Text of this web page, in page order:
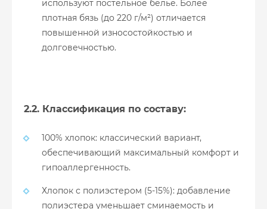
используют постельное белье. Более
плотная бязь (до 220 г/м²) отличается
повышенной износостойкостью и
долговечностью.
2.2. Классификация по составу:
100% хлопок: классический вариант,
обеспечивающий максимальный комфорт и
гипоаллергенность.
Хлопок с полиэстером (5-15%): добавление
полиэстера уменьшает сминаемость и